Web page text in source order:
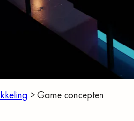
>Game concepten